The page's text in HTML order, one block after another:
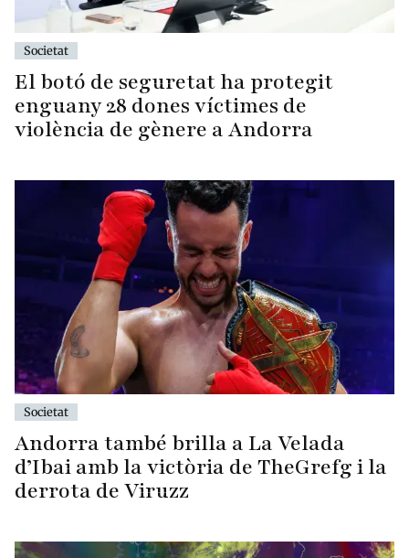
Societat
El botó de seguretat ha protegit
enguany 28 dones víctimes de
violència de gènere a Andorra
Societat
Andorra també brilla a La Velada
d’Ibai amb la victòria de TheGrefg i la
derrota de Viruzz